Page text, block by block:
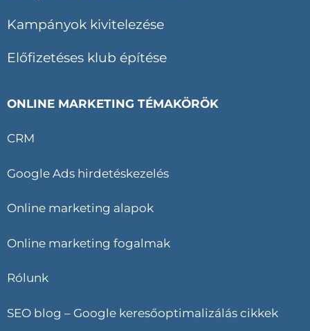
Kampányok kivitelezése
Előfizetéses klub építése
ONLINE MARKETING TÉMAKÖRÖK
CRM
Google Ads hirdetéskezelés
Online marketing alapok
Online marketing fogalmak
Rólunk
SEO blog – Google keresőoptimalizálás cikkek